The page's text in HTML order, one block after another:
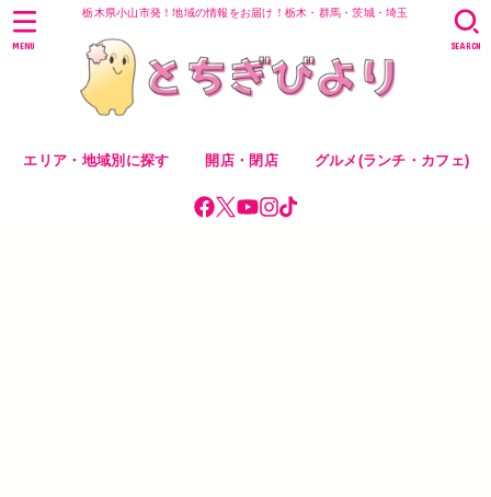
栃木県小山市発！地域の情報をお届け！栃木・群馬・茨城・埼玉
エリア・地域別に探す 開店・閉店 グルメ(ランチ・カフェ)
SEARCH
MENU